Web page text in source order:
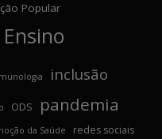
Popular
Ensino
inclusão
ODS pandemia
da Saúde redes sociais